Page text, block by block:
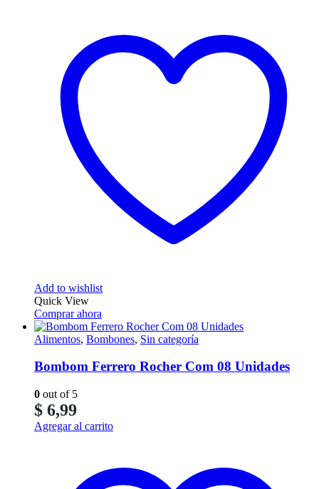
Add to wishlist
Quick View
Comprar ahora
Alimentos, Bombones, Sin categoría
Bombom Ferrero Rocher Com 08 Unidades
0 out of 5
$ 6,99
Agregar al carrito